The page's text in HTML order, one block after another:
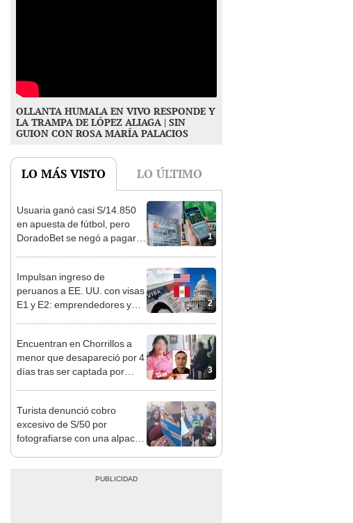
OLLANTA HUMALA EN VIVO RESPONDE Y
LA TRAMPA DE LÓPEZ ALIAGA | SIN
GUION CON ROSA MARÍA PALACIOS
LO MÁS VISTO LO ÚLTIMO
1
Usuaria ganó casi S/14.850
en apuesta de fútbol, pero
DoradoBet se negó a pagar:
2
Impulsan ingreso de
peruanos a EE. UU. con visas
E1 y E2: emprendedores y
3
Encuentran en Chorrillos a
menor que desapareció por 4
días tras ser captada por
4
Turista denunció cobro
excesivo de S/50 por
fotografiarse con una alpaca